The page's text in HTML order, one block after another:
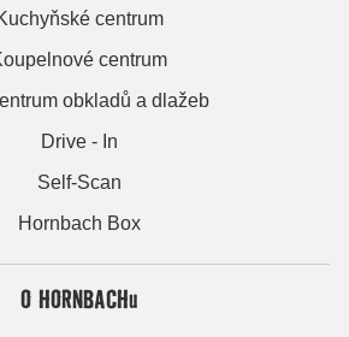
centrum
centrum
obkladů a dlažeb
Drive - In
Self-Scan
Hornbach Box
O HORNBACHu